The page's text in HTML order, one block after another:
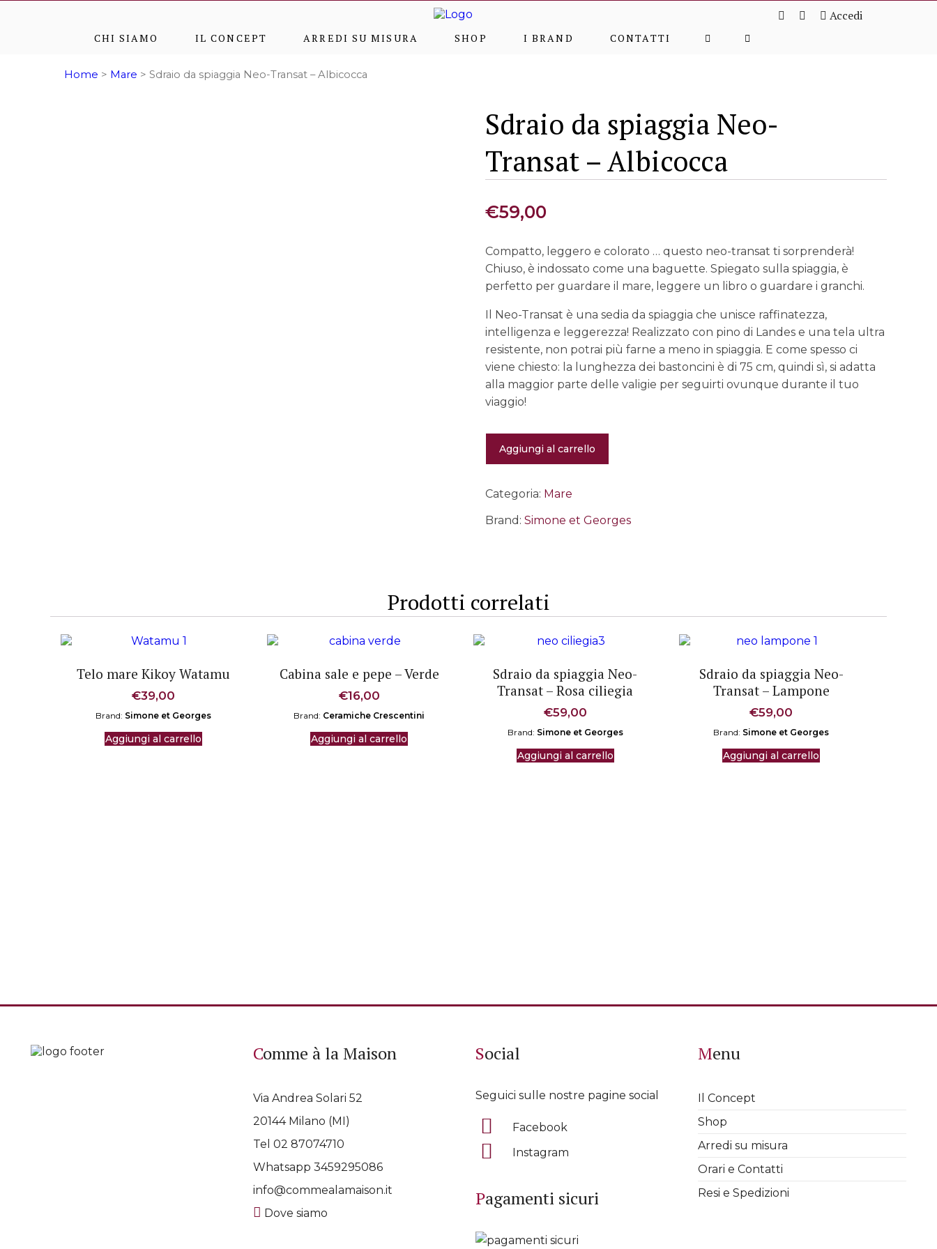
Accedi
CHI SIAMO IL CONCEPT ARREDI SU MISURA SHOP I BRAND CONTATTI
Home > Mare > Sdraio da spiaggia Neo-Transat – Albicocca
Sdraio da spiaggia Neo-
Transat – Albicocca
€59,00
Compatto, leggero e colorato … questo neo-transat ti sorprenderà!
Chiuso, è indossato come una baguette. Spiegato sulla spiaggia, è
perfetto per guardare il mare, leggere un libro o guardare i granchi.
Il Neo-Transat è una sedia da spiaggia che unisce raffinatezza,
intelligenza e leggerezza! Realizzato con pino di Landes e una tela ultra
resistente, non potrai più farne a meno in spiaggia. E come spesso ci
viene chiesto: la lunghezza dei bastoncini è di 75 cm, quindi sì, si adatta
alla maggior parte delle valigie per seguirti ovunque durante il tuo
viaggio!
spiaggia
Transat
Albicocca
Aggiungi al carrello
Categoria: Mare
Brand: Simone et Georges
Prodotti correlati
Telo mare Kikoy Watamu
€39,00
Brand: Simone et Georges
Aggiungi al carrello
Cabina sale e pepe – Verde
€16,00
Brand: Ceramiche Crescentini
Aggiungi al carrello
Sdraio da spiaggia Neo-
Transat – Rosa ciliegia
€59,00
Brand: Simone et Georges
Aggiungi al carrello
Sdraio da spiaggia Neo-
Transat – Lampone
€59,00
Brand: Simone et Georges
Aggiungi al carrello
Comme à la Maison
Via Andrea Solari 52
20144 Milano (MI)
Tel 02 87074710
Whatsapp 3459295086
info@commealamaison.it
Dove siamo
Social
Seguici sulle nostre pagine social
Facebook
Instagram
Pagamenti sicuri
Menu
Il Concept
Shop
Arredi su misura
Orari e Contatti
Resi e Spedizioni